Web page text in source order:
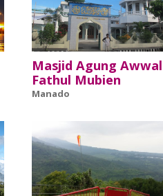
Masjid Agung Awwal
Fathul Mubien
Manado